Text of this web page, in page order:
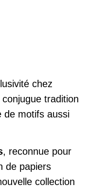
chez
tradition
de motifs aussi
, reconnue pour
de papiers
collection